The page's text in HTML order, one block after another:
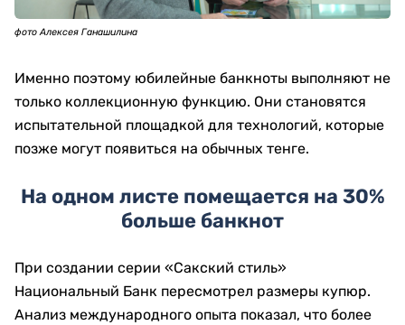
фото Алексея Ганашилина
Именно поэтому юбилейные банкноты выполняют не
только коллекционную функцию. Они становятся
испытательной площадкой для технологий, которые
позже могут появиться на обычных тенге.
На одном листе помещается на 30%
больше банкнот
При создании серии «Сакский стиль»
Национальный Банк пересмотрел размеры купюр.
Анализ международного опыта показал, что более